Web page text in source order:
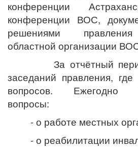
конференции
конференции ВОС,
решениями
областной организации
За отчётный
заседаний правления,
вопросов. Ежегодно
вопросы:
- о работе местных
- о реабилитации